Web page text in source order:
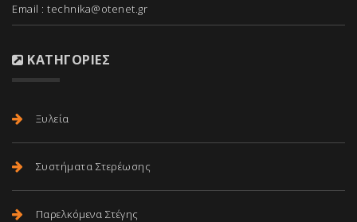
Email : technika@otenet.gr
ΚΑΤΗΓΟΡΊΕΣ
Ξυλεία
Συστήματα Στερέωσης
Παρελκόμενα Στέγης